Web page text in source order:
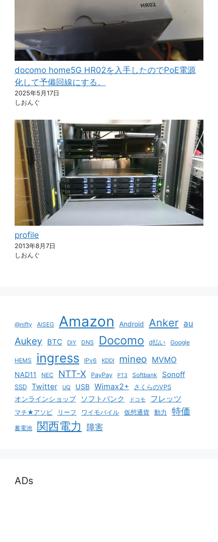
docomo home5G HR02を入手したのでPoE電源
化して予備回線にする。
2025年5月17日
しおんぐ
profile
2013年8月7日
しおんぐ
@nifty AiSEG Amazon Android Anker au
Aukey BTC DIY DNS Docomo d払い Google
HEMS ingress IPv6 KDDI mineo MVMO
NAD11 NEC NTT-X PayPay PT3 Softbank Sonoff
SSD Twitter UQ USB Wimax2+ さくらのVPS
オンラインショップ ソフトバンク ドコモ フレッツ
マチ★アソビ リーフ ワイモバイル 仮想通貨 動力 特価
蓄電池 関西電力 障害
ADs